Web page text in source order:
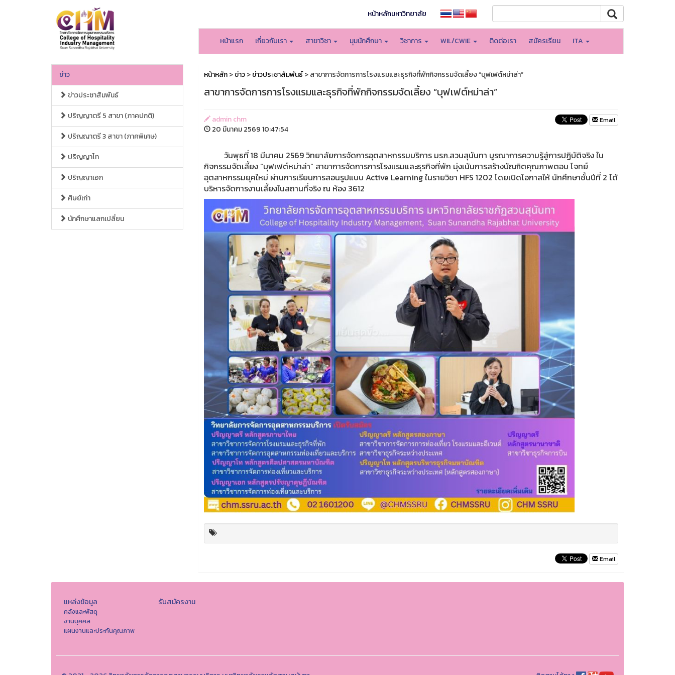
หน้าหลักมหาวิทยาลัย
หน้าแรก เกี่ยวกับเรา สาขาวิชา มุมนักศึกษา วิชาการ WIL/CWIE ติดต่อเรา สมัครเรียน ITA
ข่าว
ข่าวประชาสัมพันธ์
ปริญญาตรี 5 สาขา (ภาคปกติ)
ปริญญาตรี 3 สาขา (ภาคพิเศษ)
ปริญญาโท
ปริญญาเอก
ศิษย์เก่า
นักศึกษาแลกเปลี่ยน
หน้าหลัก>ข่าว>ข่าวประชาสัมพันธ์> สาขาการจัดการการโรงแรมและธุรกิจที่พักกิจกรรมจัดเลี้ยง “บุฟเฟต์หม่าล่า”
สาขาการจัดการการโรงแรมและธุรกิจที่พักกิจกรรมจัดเลี้ยง “บุฟเฟต์หม่าล่า”
admin chm
20 มีนาคม 2569 10:47:54
Email
วันพุธที่ 18 มีนาคม 2569 วิทยาลัยการจัดการอุตสาหกรรมบริการ มรภ.สวนสุนันทา บูรณาการความรู้สู่การปฏิบัติจริง ใน
กิจกรรมจัดเลี้ยง “บุฟเฟต์หม่าล่า” สาขาการจัดการการโรงแรมและธุรกิจที่พัก มุ่งเน้นการสร้างบัณฑิตคุณภาพตอบ โจทย์
อุตสาหกรรมยุคใหม่ ผ่านการเรียนการสอนรูปแบบ Active Learning ในรายวิชา HFS 1202 โดยเปิดโอกาสให้ นักศึกษาชั้นปีที่ 2 ได้
บริหารจัดการงานเลี้ยงในสถานที่จริง ณ ห้อง 3612
Email
แหล่งข้อมูล
คลังและพัสดุ
งานบุคคล
แผนงานและประกันคุณภาพ
รับสมัครงาน